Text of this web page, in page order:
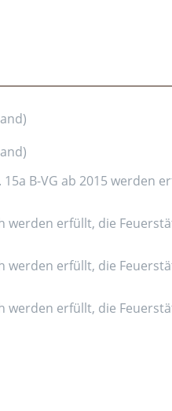
B-VG ab 2015 werden
werden erfüllt, die
werden erfüllt, die
werden erfüllt, die